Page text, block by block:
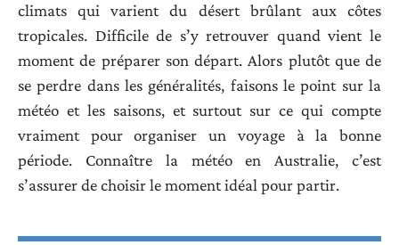
climats qui varient du désert brûlant aux côtes
tropicales. Difficile de s’y retrouver quand vient le
moment de préparer son départ. Alors plutôt que de
se perdre dans les généralités, faisons le point sur la
météo et les saisons, et surtout sur ce qui compte
vraiment pour organiser un voyage à la bonne
période. Connaître la météo en Australie, c’est
s’assurer de choisir le moment idéal pour partir.